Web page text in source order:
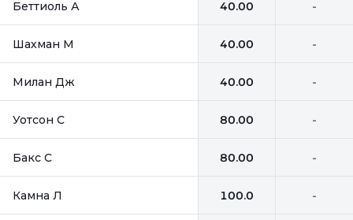
Беттиоль А 40.00 -
Шахман М 40.00 -
Милан Дж 40.00 -
Уотсон С 80.00 -
Бакс С 80.00 -
Камна Л 100.0 -